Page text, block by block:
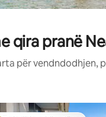
pranë
për vendndodhjen,